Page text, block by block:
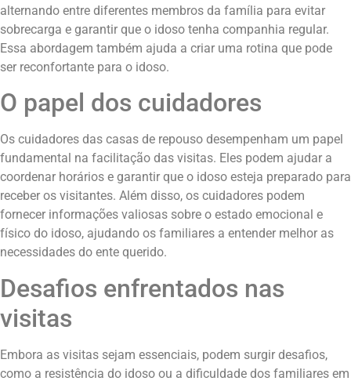
alternando entre diferentes membros da família para evitar
sobrecarga e garantir que o idoso tenha companhia regular.
Essa abordagem também ajuda a criar uma rotina que pode
ser reconfortante para o idoso.
O papel dos cuidadores
Os cuidadores das casas de repouso desempenham um papel
fundamental na facilitação das visitas. Eles podem ajudar a
coordenar horários e garantir que o idoso esteja preparado para
receber os visitantes. Além disso, os cuidadores podem
fornecer informações valiosas sobre o estado emocional e
físico do idoso, ajudando os familiares a entender melhor as
necessidades do ente querido.
Desafios enfrentados nas
visitas
Embora as visitas sejam essenciais, podem surgir desafios,
como a resistência do idoso ou a dificuldade dos familiares em